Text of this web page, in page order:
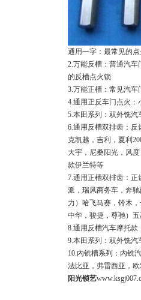
通用一字：最常见的
2.万能反槽：普通汽
的反槽点火锁
3.万能正槽：常见汽
4.通用正反车门点火
5.本田系列：双外铣
6.通用反槽双排齿：反
克凯越，吉利，夏利
大宇，尼桑阳光，风
款伊兰特等
7.通用正槽双排齿：
派，瑞风商务车，奔
力）哈飞马赛，铃木
中华，骏捷，尊驰）
8.通用反槽汽车摩托
9.本田系列：双外铣汽
10.內铣槽系列：內铣
法比亚，弗雷西亚，
阳光锁艺